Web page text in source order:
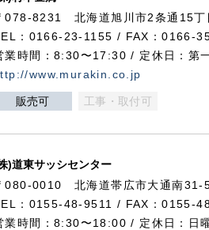
078-8231 北海道旭川市2条通15丁
：0166-23-1155 / FAX：0166-
業時間：8:30〜17:30 / 定休日：第
www.murakin.co.jp
販売可 工事・取付可
)道東サッシセンター
080-0010 北海道帯広市大通南31-
：0155-48-9511 / FAX：0155-
業時間：8:30〜18:00 / 定休日：日